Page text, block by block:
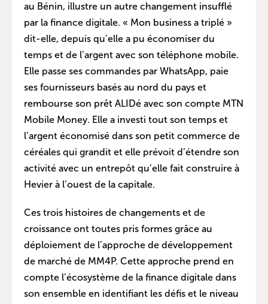
au Bénin, illustre un autre changement insufflé
par la finance digitale. « Mon business a triplé »
dit-elle, depuis qu’elle a pu économiser du
temps et de l’argent avec son téléphone mobile.
Elle passe ses commandes par WhatsApp, paie
ses fournisseurs basés au nord du pays et
rembourse son prêt ALIDé avec son compte MTN
Mobile Money. Elle a investi tout son temps et
l’argent économisé dans son petit commerce de
céréales qui grandit et elle prévoit d’étendre son
activité avec un entrepôt qu’elle fait construire à
Hevier à l’ouest de la capitale.
Ces trois histoires de changements et de
croissance ont toutes pris formes grâce au
déploiement de l’approche de développement
de marché de MM4P. Cette approche prend en
compte l’écosystème de la finance digitale dans
son ensemble en identifiant les défis et le niveau